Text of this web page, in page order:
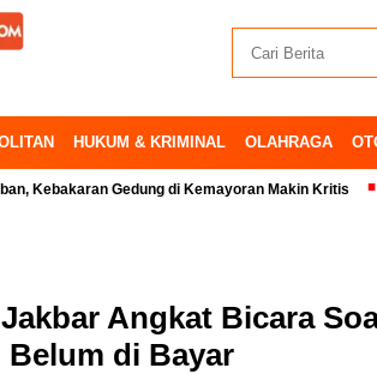
HUKUM & KRIMINAL OLAHRAGA
Gedung di Kemayoran Makin Kritis
Angkat Bicara
di Bayar